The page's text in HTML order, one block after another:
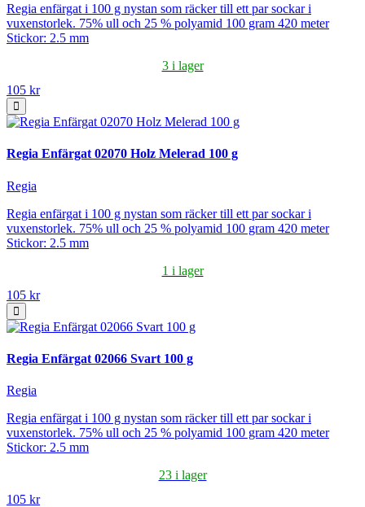
Regia enfärgat i 100 g nystan som räcker till ett par sockar i
vuxenstorlek. 75% ull och 25 % polyamid 100 gram 420 meter
Stickor: 2.5 mm
3 i lager
105 kr
Regia Enfärgat 02070 Holz Melerad 100 g
Regia
Regia enfärgat i 100 g nystan som räcker till ett par sockar i
vuxenstorlek. 75% ull och 25 % polyamid 100 gram 420 meter
Stickor: 2.5 mm
1 i lager
105 kr
Regia Enfärgat 02066 Svart 100 g
Regia
Regia enfärgat i 100 g nystan som räcker till ett par sockar i
vuxenstorlek. 75% ull och 25 % polyamid 100 gram 420 meter
Stickor: 2.5 mm
23 i lager
105 kr